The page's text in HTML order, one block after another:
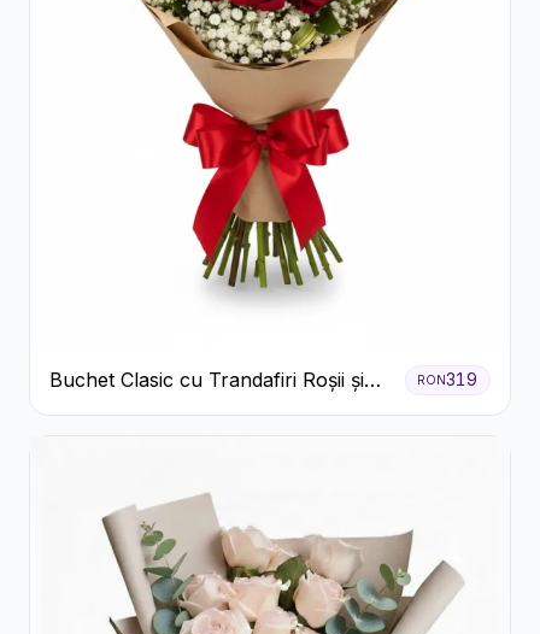
Buchet Clasic cu Trandafiri Roșii și
Gypsophila
RON319